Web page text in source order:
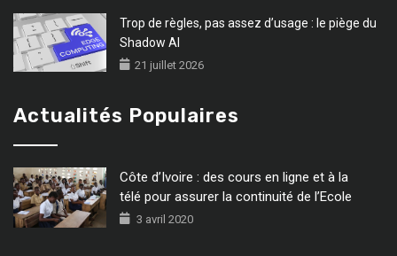
Trop de règles, pas assez d’usage : le piège du
Shadow AI
21 juillet 2026
Actualités Populaires
Côte d’Ivoire : des cours en ligne et à la
télé pour assurer la continuité de l’Ecole
3 avril 2020